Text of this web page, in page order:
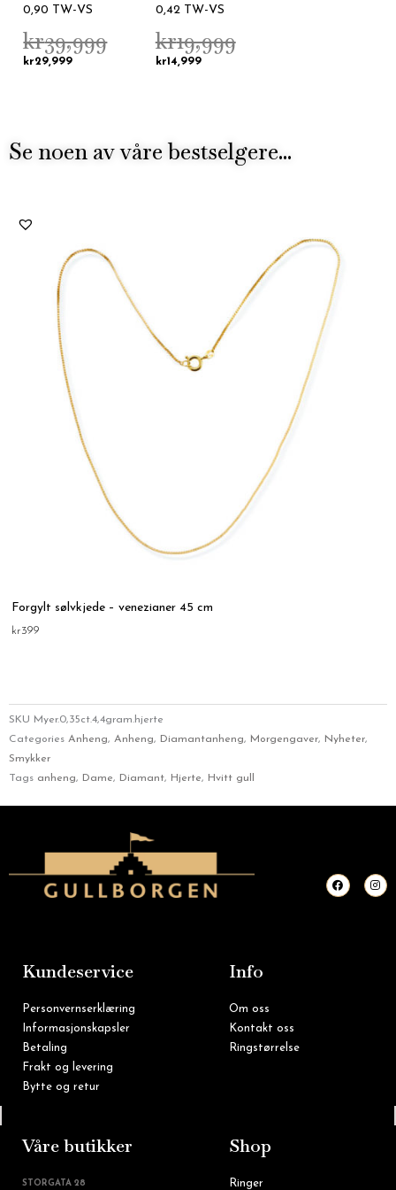
0,90 TW-VS
kr39,999
kr29,999
0,42 TW-VS
kr19,999
kr14,999
Se noen av våre bestselgere...
Forgylt sølvkjede – venezianer 45 cm
kr399
SKU Myer.0,35ct.4,4gram.hjerte
Categories Anheng, Anheng, Diamantanheng, Morgengaver, Nyheter,
Smykker
Tags anheng, Dame, Diamant, Hjerte, Hvitt gull
F
a
c
I
n
s
Kundeservice
Personvernserklæring
Informasjonskapsler
Betaling
Frakt og levering
Bytte og retur
Info
Om oss
Kontakt oss
Ringstørrelse
Våre butikker
STORGATA 28
Shop
Ringer